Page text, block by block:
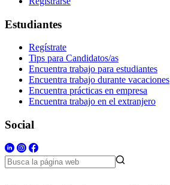
Estudiantes
Regístrate
Tips para Candidatos/as
Encuentra trabajo para estudiantes
Encuentra trabajo durante vacaciones
Encuentra prácticas en empresa
Encuentra trabajo en el extranjero
Social